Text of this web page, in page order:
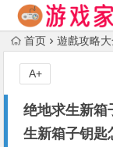
首页 遊戲攻略大
绝地求生新箱
生新箱子钥匙
A+